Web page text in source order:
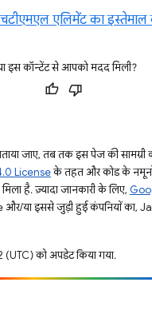
एलिमेंट का इस्तेमाल
इस कॉन्टेंट से आपको मदद मिली?
जाए, तब तक इस पेज की सामग्री
Licenseके तहत और कोड के
है. ज़्यादा जानकारी के लिए,
या इससे जुड़ी हुई कंपनियों का,
को अपडेट किया गया.